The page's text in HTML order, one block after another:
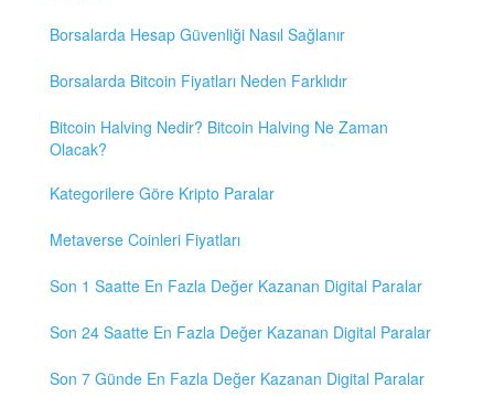
Borsalarda Hesap Güvenliği Nasıl Sağlanır
Borsalarda Bitcoin Fiyatları Neden Farklıdır
Bitcoin Halving Nedir? Bitcoin Halving Ne Zaman
Olacak?
Kategorilere Göre Kripto Paralar
Metaverse Coinleri Fiyatları
Son 1 Saatte En Fazla Değer Kazanan Digital Paralar
Son 24 Saatte En Fazla Değer Kazanan Digital Paralar
Son 7 Günde En Fazla Değer Kazanan Digital Paralar